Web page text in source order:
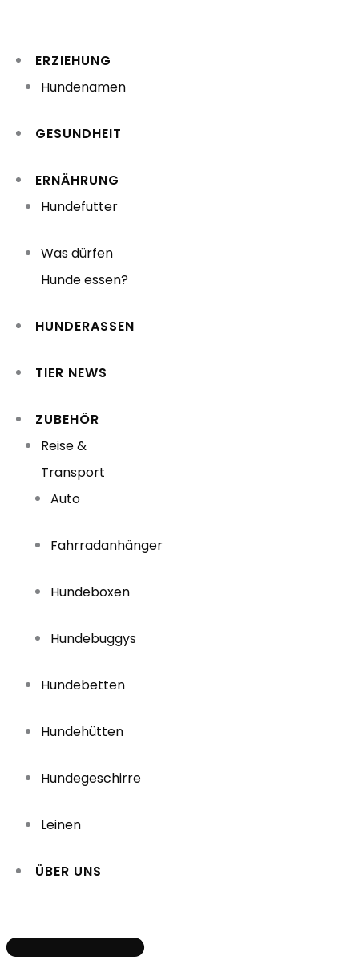
springenERZIEHUNG
Hundenamen
GESUNDHEIT
ERNÄHRUNG
Hundefutter
Was dürfen
Hunde essen?
HUNDERASSEN
TIER NEWS
ZUBEHÖR
Reise &
Transport
Auto
Fahrradanhänger
Hundeboxen
Hundebuggys
Hundebetten
Hundehütten
Hundegeschirre
Leinen
ÜBER UNS